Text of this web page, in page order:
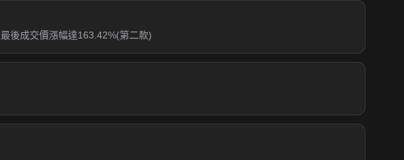
後成交價漲幅達163.42%(第二款)